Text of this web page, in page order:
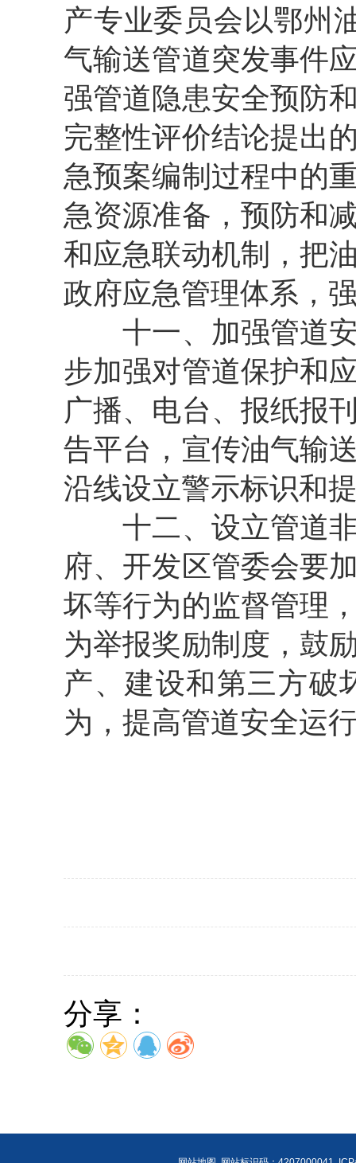
产专业委员会以鄂州
气输送管道突发事件
强管道隐患安全预防
完整性评价结论提出
急预案编制过程中的
急资源准备，预防和
和应急联动机制，把
政府应急管理体系，
十一、加强管道安
步加强对管道保护和
广播、电台、报纸报
告平台，宣传油气输
沿线设立警示标识和
十二、设立管道非
府、开发区管委会要
坏等行为的监督管理
为举报奖励制度，鼓
产、建设和第三方破
为，提高管道安全运
分享：